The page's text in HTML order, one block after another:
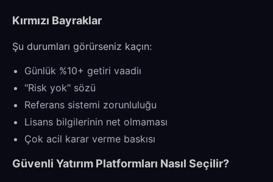
Kırmızı Bayraklar
Şu durumları görürseniz kaçın:
Günlük %10+ getiri vaadiı
"Risk yok" sözü
Referans sistemi zorunluluğu
Lisans bilgilerinin net olmaması
Çok acil karar verme baskısı
Güvenli Yatırım Platformları Nasıl Seçilir?